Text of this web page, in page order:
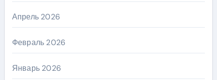
Апрель 2026
Февраль 2026
Январь 2026